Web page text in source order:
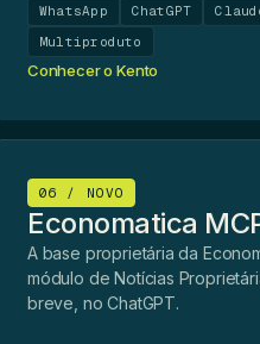
WhatsApp ChatGPT
Multiproduto
Conhecer o Kento
06 / NOVO
Economatica
A base proprietária da
módulo de Notícias
breve, no ChatGPT.